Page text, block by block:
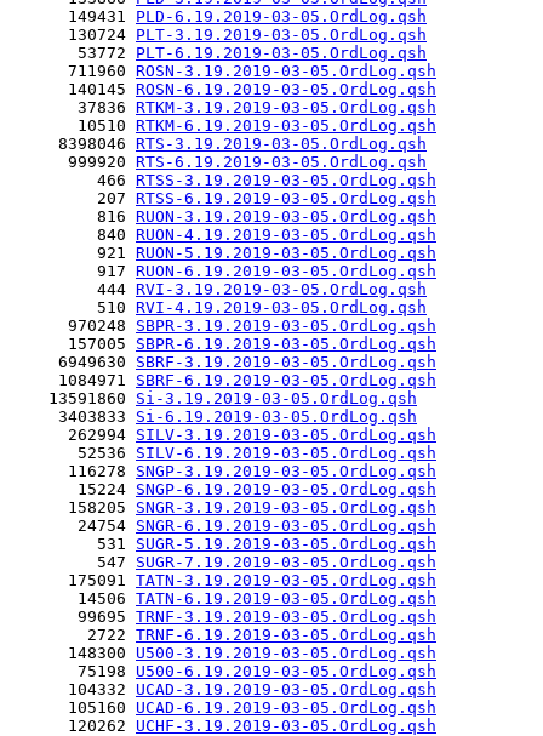
      149431
PLD-6.19.2019-03-05.OrdLog.qsh
      130724
PLT-3.19.2019-03-05.OrdLog.qsh
       53772
PLT-6.19.2019-03-05.OrdLog.qsh
      711960
ROSN-3.19.2019-03-05.OrdLog.qsh
      140145
ROSN-6.19.2019-03-05.OrdLog.qsh
       37836
RTKM-3.19.2019-03-05.OrdLog.qsh
       10510
RTKM-6.19.2019-03-05.OrdLog.qsh
     8398046
RTS-3.19.2019-03-05.OrdLog.qsh
      999920
RTS-6.19.2019-03-05.OrdLog.qsh
         466
RTSS-3.19.2019-03-05.OrdLog.qsh
         207
RTSS-6.19.2019-03-05.OrdLog.qsh
         816
RUON-3.19.2019-03-05.OrdLog.qsh
         840
RUON-4.19.2019-03-05.OrdLog.qsh
         921
RUON-5.19.2019-03-05.OrdLog.qsh
         917
RUON-6.19.2019-03-05.OrdLog.qsh
         444
RVI-3.19.2019-03-05.OrdLog.qsh
         510
RVI-4.19.2019-03-05.OrdLog.qsh
      970248
SBPR-3.19.2019-03-05.OrdLog.qsh
      157005
SBPR-6.19.2019-03-05.OrdLog.qsh
     6949630
SBRF-3.19.2019-03-05.OrdLog.qsh
     1084971
SBRF-6.19.2019-03-05.OrdLog.qsh
    13591860
Si-3.19.2019-03-05.OrdLog.qsh
     3403833
Si-6.19.2019-03-05.OrdLog.qsh
      262994
SILV-3.19.2019-03-05.OrdLog.qsh
       52536
SILV-6.19.2019-03-05.OrdLog.qsh
      116278
SNGP-3.19.2019-03-05.OrdLog.qsh
       15224
SNGP-6.19.2019-03-05.OrdLog.qsh
      158205
SNGR-3.19.2019-03-05.OrdLog.qsh
       24754
SNGR-6.19.2019-03-05.OrdLog.qsh
         531
SUGR-5.19.2019-03-05.OrdLog.qsh
         547
SUGR-7.19.2019-03-05.OrdLog.qsh
      175091
TATN-3.19.2019-03-05.OrdLog.qsh
       14506
TATN-6.19.2019-03-05.OrdLog.qsh
       99695
TRNF-3.19.2019-03-05.OrdLog.qsh
        2722
TRNF-6.19.2019-03-05.OrdLog.qsh
      148300
U500-3.19.2019-03-05.OrdLog.qsh
       75198
U500-6.19.2019-03-05.OrdLog.qsh
      104332
UCAD-3.19.2019-03-05.OrdLog.qsh
      105160
UCAD-6.19.2019-03-05.OrdLog.qsh
      120262
UCHF-3.19.2019-03-05.OrdLog.qsh